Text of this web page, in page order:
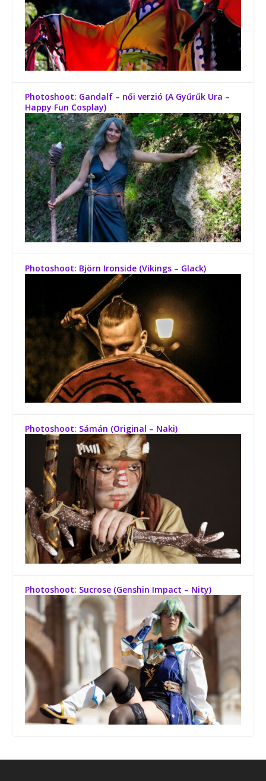
Photoshoot: Gandalf – női verzió (A Gyűrűk Ura –
Happy Fun Cosplay)
Photoshoot: Björn Ironside (Vikings – Glack)
Photoshoot: Sámán (Original – Naki)
Photoshoot: Sucrose (Genshin Impact – Nity)